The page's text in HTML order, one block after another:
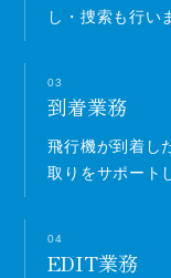
し・捜索も行い
03
到着業務
飛行機が到着し
取りをサポート
04
EDIT業務